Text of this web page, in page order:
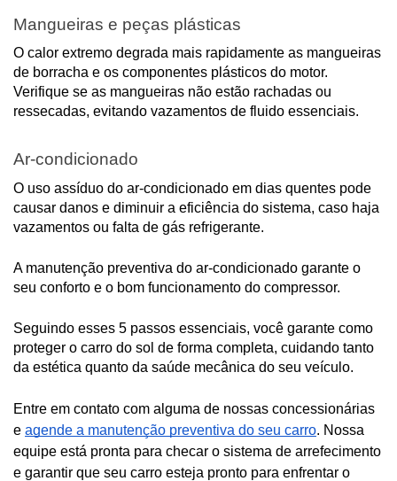
Mangueiras e peças plásticas
O calor extremo degrada mais rapidamente as mangueiras
de borracha e os componentes plásticos do motor.
Verifique se as mangueiras não estão rachadas ou
ressecadas, evitando vazamentos de fluido essenciais.
Ar-condicionado
O uso assíduo do ar-condicionado em dias quentes pode
causar danos e diminuir a eficiência do sistema, caso haja
vazamentos ou falta de gás refrigerante.
A manutenção preventiva do ar-condicionado garante o
seu conforto e o bom funcionamento do compressor.
Seguindo esses 5 passos essenciais, você garante como
proteger o carro do sol de forma completa, cuidando tanto
da estética quanto da saúde mecânica do seu veículo.
Entre em contato com alguma de nossas concessionárias
e agende a manutenção preventiva do seu carro. Nossa
equipe está pronta para checar o sistema de arrefecimento
e garantir que seu carro esteja pronto para enfrentar o